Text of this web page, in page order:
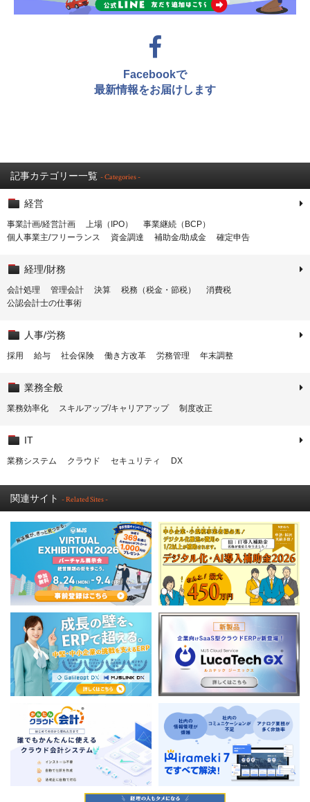
Facebookで
最新情報をお届けします
記事カテゴリー一覧 - Categories -
経営
事業計画/経営計画 上場（IPO）
事業継続（BCP）
個人事業主/フリーランス
資金調達 補助金/助成金 確定申告
経理/財務
会計処理 管理会計 決算 税務（税金・節税）
消費税
公認会計士の仕事術
人事/労務
採用 給与 社会保険 働き方改革 労務管理 年末調整
業務全般
業務効率化 スキルアップ/キャリアアップ 制度改正
IT
業務システム クラウド セキュリティ DX
関連サイト - Related Sites -